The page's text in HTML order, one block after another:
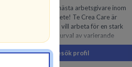
Välkommen till Din nästa arbetsgivare inom
vård och socialt arbete! Te Crea Care är
bolaget för Dig som vill arbeta för en stark
aktör med ett stort urval av varierande
uppdrag i hela Sverige både inom den privata
som offentliga sektorn.Besök profil